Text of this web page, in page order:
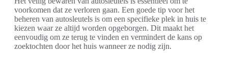
voorkomen dat ze verloren gaan. Een goede tip voor het
beheren van autosleutels is om een specifieke plek in huis te
kiezen waar ze altijd worden opgeborgen. Dit maakt het
eenvoudig om ze terug te vinden en vermindert de kans op
zoektochten door het huis wanneer ze nodig zijn.